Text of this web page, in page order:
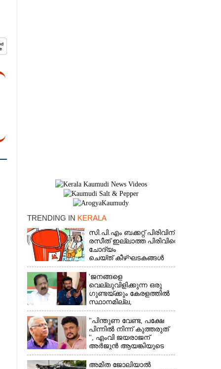
TRENDING IN KERALA
സി.പി.എം ബക്കറ്റ് പിരിവിന്:
രസീത് ഇല്ലാത്ത പിരിവിനെ
ചോദ്യം
ചെയ്ത് കീഴ്ഘടകങ്ങൾ
'ജനങ്ങളെ
വെല്ലുവിളിക്കുന്ന ഒരു
ഗുണ്ടയ്ക്കും കേരളത്തിൽ
സ്ഥാനമില്ല,​
അവരെല്ലാം
പൊലീസിന്റെ
നിരീക്ഷണത്തിലാണ്'
"പിന്തുണ വേണ്ട,​ പക്ഷേ
പിന്നിൽ നിന്ന് കുത്തരുത്
", എംവി ജയരാജന്
അർജുൻ ആയങ്കിയുടെ
മറുപടി
അമിത ജോലിയാൽ
×